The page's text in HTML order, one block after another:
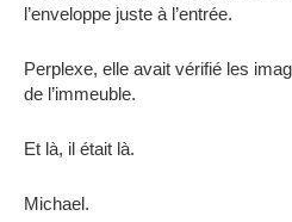
l’enveloppe juste à l’entrée.
Perplexe, elle avait vérifié les
de l’immeuble.
Et là, il était là.
Michael.